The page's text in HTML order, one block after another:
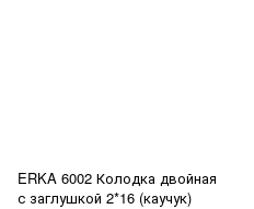
ERKA 6002 Колодка двойная
с заглушкой 2*16 (каучук)